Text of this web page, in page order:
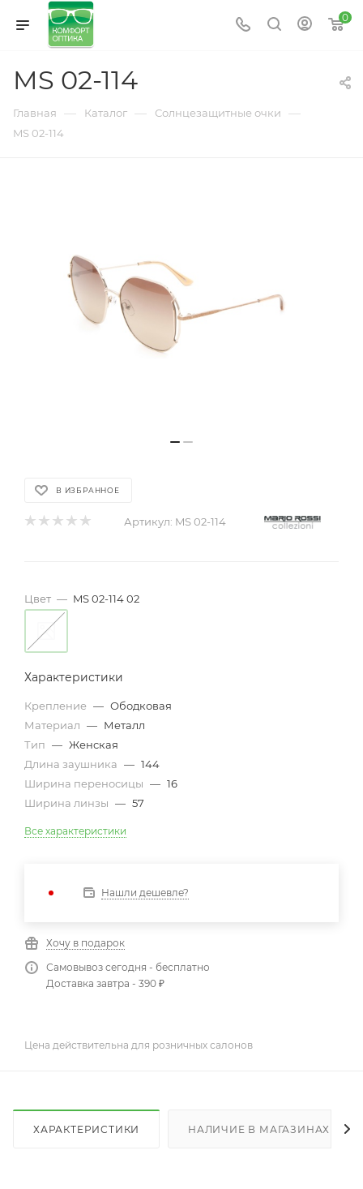
0
MS 02-114
Главная — Каталог — Солнцезащитные очки —
MS 02-114
В ИЗБРАННОЕ
Артикул: MS 02-114
Цвет — MS 02-114 02
Характеристики
Крепление — Ободковая
Материал — Металл
Тип — Женская
Длина заушника — 144
Ширина переносицы — 16
Ширина линзы — 57
Все характеристики
Нашли дешевле?
Хочу в подарок
Самовывоз сегодня - бесплатно
Доставка завтра - 390 ₽
Цена действительна для розничных салонов
ХАРАКТЕРИСТИКИ НАЛИЧИЕ В МАГАЗИНАХ